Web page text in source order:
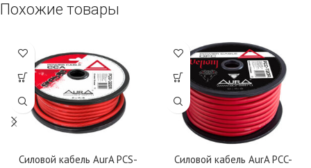
Похожие товары
Силовой кабель AurA PCS-
Силовой кабель AurA PCC-